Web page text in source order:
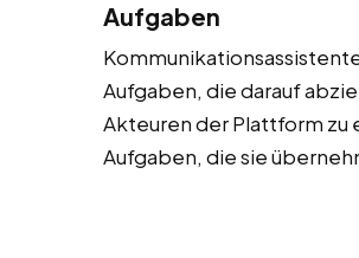
Aufgaben
Aufgaben, die darauf
Akteuren der Plattform zu
Aufgaben, die sie